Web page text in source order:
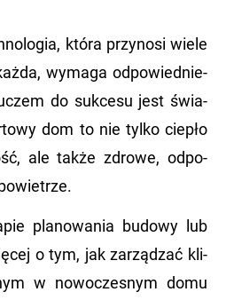
która przy­no­si wiele
wy­ma­ga od­po­wied­nie­
do suk­ce­su jest świa­
dom to nie tylko cie­pło
ale także zdro­we, od­po­
pla­no­wa­nia bu­do­wy lub
o tym, jak za­rzą­dzać kli­
w no­wo­cze­snym domu